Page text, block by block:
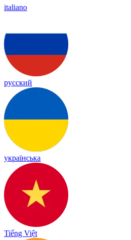
italiano
русский
українська
Tiếng Việt